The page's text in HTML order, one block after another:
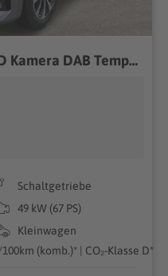
Mitsubishi Colt 1.0 Plus LED Kamera DAB Tempomat Klima Touch
Schaltgetriebe
49 kW (67 PS)
Kleinwagen
(komb.)* | CO₂-Klasse D*